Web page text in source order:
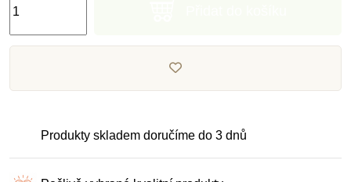
Produkty skladem doručíme do 3 dnů